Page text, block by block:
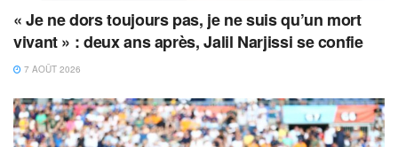
« Je ne dors toujours pas, je ne suis qu’un mort
vivant » : deux ans après, Jalil Narjissi se confie
7 AOÛT 2026